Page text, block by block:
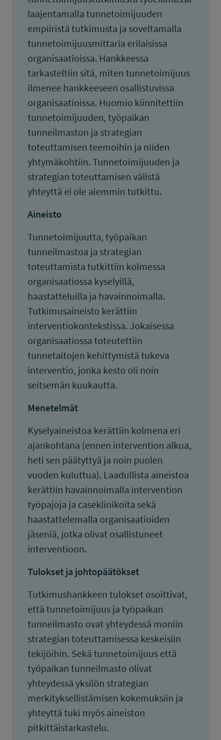
laajentamalla tunnetoimijuuden
empiiristä tutkimusta ja soveltamalla
tunnetoimijuusmittaria erilaisissa
organisaatioissa. Hankkeessa
tarkasteltiin sitä, miten tunnetoimijuus
ilmenee hankkeeseen osallistuvissa
organisaatioissa. Huomio kiinnitettiin
tunnetoimijuuden, työpaikan
tunneilmaston ja strategian
toteuttamisen teemoihin ja niiden
yhtymäkohtiin. Tunnetoimijuuden ja
strategian toteuttamisen välistä
yhteyttä ei ole aiemmin tutkittu.
Aineisto
Tunnetoimijuutta, työpaikan
tunneilmastoa ja strategian
toteuttamista tutkittiin kolmessa
organisaatiossa kyselyillä,
haastatteluilla ja havainnoimalla.
Tutkimusaineisto kerättiin
interventiokontekstissa. Jokaisessa
organisaatiossa toteutettiin
tunnetaitojen kehittymistä tukeva
interventio, jonka kesto oli noin
seitsemän kuukautta.
Menetelmät
Kyselyaineistoa kerättiin kolmena eri
ajankohtana (ennen intervention alkua,
heti sen päätyttyä ja noin puolen
vuoden kuluttua). Laadullista aineistoa
kerättiin havainnoimalla intervention
työpajoja ja caseklinikoita sekä
haastattelemalla organisaatioiden
jäseniä, jotka olivat osallistuneet
interventioon.
Tulokset ja johtopäätökset
Tutkimushankkeen tulokset osoittivat,
että tunnetoimijuus ja työpaikan
tunneilmasto ovat yhteydessä moniin
strategian toteuttamisessa keskeisiin
tekijöihin. Sekä tunnetoimijuus että
työpaikan tunneilmasto olivat
yhteydessä yksilön strategian
merkityksellistämisen kokemuksiin ja
yhteyttä tuki myös aineiston
pitkittäistarkastelu.